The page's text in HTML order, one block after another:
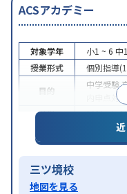
ACSアカデミー
対象学年 小1 ~ 6 中
授業形式
個別指導
目的
中学受験
内申点対策
特徴
授業の振
三ツ境校
地図を見る